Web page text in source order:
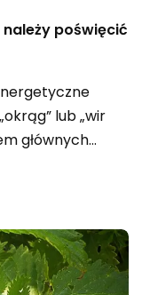
poświęcić
lub „wir
głównych
one
się na
do blokad,